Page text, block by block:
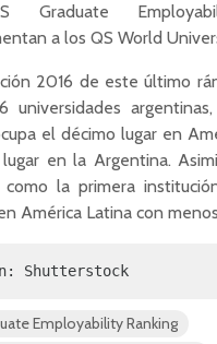
Graduate
a los QS World
2016 de este último
universidades
el décimo lugar en
en la Argentina.
la primera
América Latina con
Shutterstock
Employability Ranking